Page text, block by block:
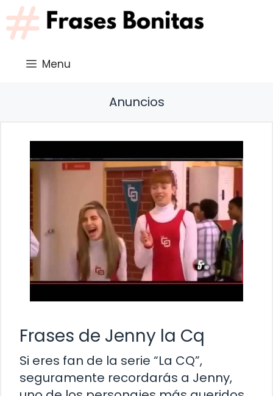
Saltar
al
contenido
Menu
Anuncios
Frases de Jenny la Cq
Si eres fan de la serie “La CQ”,
seguramente recordarás a Jenny,